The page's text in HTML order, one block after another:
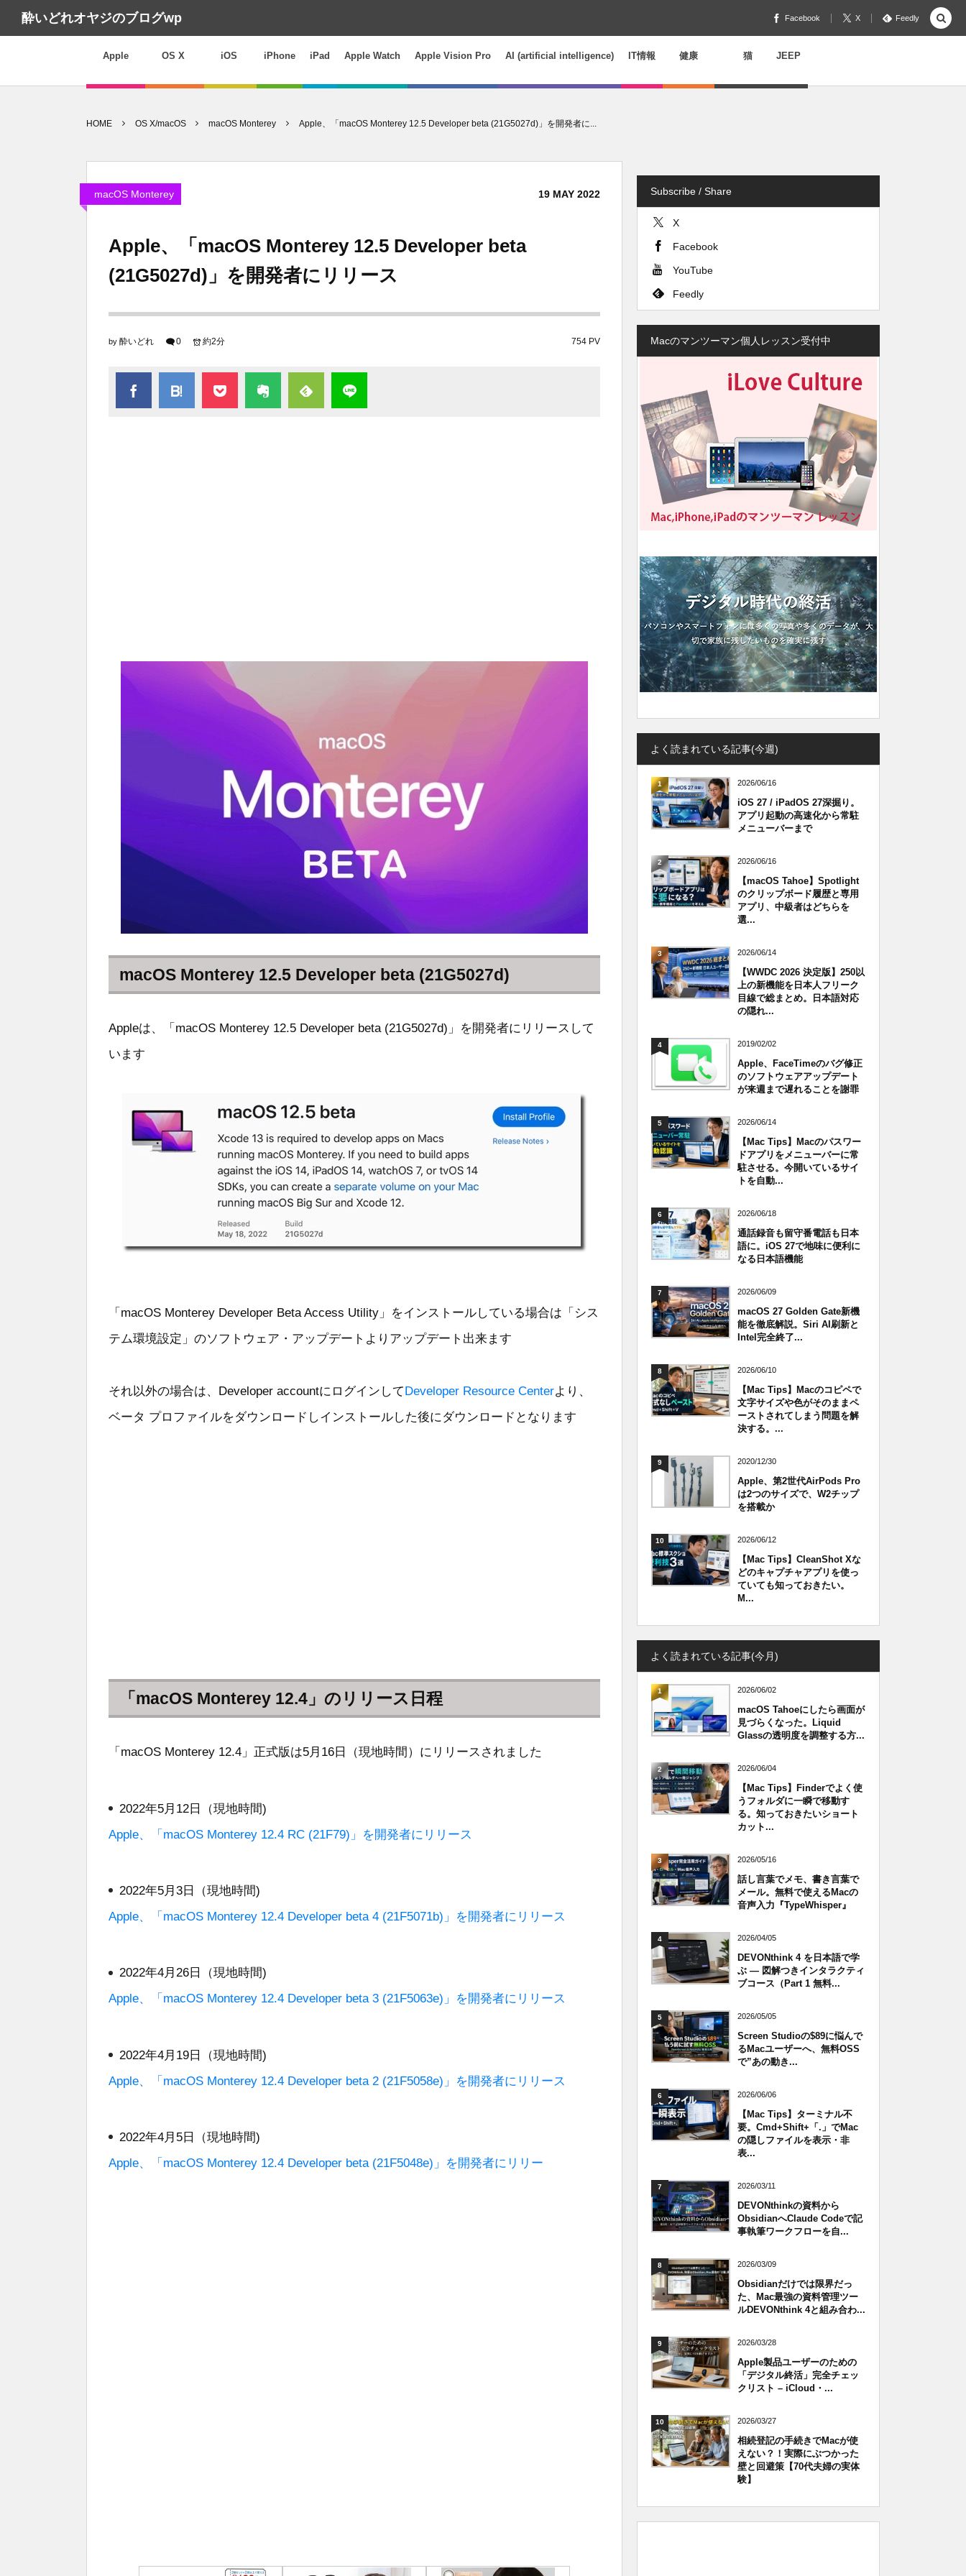
酔いどれオヤジのブログwp Facebook X Feedly
Apple OS X iOS iPhone iPad Apple Watch Apple Vision Pro AI (artificial intelligence) IT情報 健康 猫 JEEP
HOME OS X/macOS macOS Monterey Apple、「macOS Monterey 12.5 Developer beta (21G5027d)」を開発者に...
macOS Monterey 19 MAY 2022
Apple、「macOS Monterey 12.5 Developer beta
(21G5027d)」を開発者にリリース
by 酔いどれ 0 754 PV
約2分
macOS Monterey 12.5 Developer beta (21G5027d)
Appleは、「macOS Monterey 12.5 Developer beta (21G5027d)」を開発者にリリースして
います
「macOS Monterey Developer Beta Access Utility」をインストールしている場合は「シス
テム環境設定」のソフトウェア・アップデートよりアップデート出来ます
それ以外の場合は、Developer accountにログインしてDeveloper Resource Centerより、
ベータ プロファイルをダウンロードしインストールした後にダウンロードとなります
「macOS Monterey 12.4」のリリース日程
「macOS Monterey 12.4」正式版は5月16日（現地時間）にリリースされました
2022年5月12日（現地時間)
Apple、「macOS Monterey 12.4 RC (21F79)」を開発者にリリース
2022年5月3日（現地時間)
Apple、「macOS Monterey 12.4 Developer beta 4 (21F5071b)」を開発者にリリース
2022年4月26日（現地時間)
Apple、「macOS Monterey 12.4 Developer beta 3 (21F5063e)」を開発者にリリース
2022年4月19日（現地時間)
Apple、「macOS Monterey 12.4 Developer beta 2 (21F5058e)」を開発者にリリース
2022年4月5日（現地時間)
Apple、「macOS Monterey 12.4 Developer beta (21F5048e)」を開発者にリリー
Subscribe / Share
X
Facebook
YouTube
Feedly
Macのマンツーマン個人レッスン受付中
よく読まれている記事(今週)
1 2026/06/16
iOS 27 / iPadOS 27深掘り。
アプリ起動の高速化から常駐
メニューバーまで
2 2026/06/16
【macOS Tahoe】Spotlight
のクリップボード履歴と専用
アプリ、中級者はどちらを
選...
3 2026/06/14
【WWDC 2026 決定版】250以
上の新機能を日本人フリーク
目線で総まとめ。日本語対応
の隠れ...
4 2019/02/02
Apple、FaceTimeのバグ修正
のソフトウェアアップデート
が来週まで遅れることを謝罪
5 2026/06/14
【Mac Tips】Macのパスワー
ドアプリをメニューバーに常
駐させる。今開いているサイ
トを自動...
6 2026/06/18
通話録音も留守番電話も日本
語に。iOS 27で地味に便利に
なる日本語機能
7 2026/06/09
macOS 27 Golden Gate新機
能を徹底解説。Siri AI刷新と
Intel完全終了...
8 2026/06/10
【Mac Tips】Macのコピペで
文字サイズや色がそのままペ
ーストされてしまう問題を解
決する。...
9 2020/12/30
Apple、第2世代AirPods Pro
は2つのサイズで、W2チップ
を搭載か
10 2026/06/12
【Mac Tips】CleanShot Xな
どのキャプチャアプリを使っ
ていても知っておきたい。
M...
よく読まれている記事(今月)
1 2026/06/02
macOS Tahoeにしたら画面が
見づらくなった。Liquid
Glassの透明度を調整する方...
2 2026/06/04
【Mac Tips】Finderでよく使
うフォルダに一瞬で移動す
る。知っておきたいショート
カット...
3 2026/05/16
話し言葉でメモ、書き言葉で
メール。無料で使えるMacの
音声入力『TypeWhisper』
4 2026/04/05
DEVONthink 4 を日本語で学
ぶ — 図解つきインタラクティ
ブコース（Part 1 無料...
5 2026/05/05
Screen Studioの$89に悩んで
るMacユーザーへ、無料OSS
で”あの動き...
6 2026/06/06
【Mac Tips】ターミナル不
要。Cmd+Shift+「.」でMac
の隠しファイルを表示・非
表...
7 2026/03/11
DEVONthinkの資料から
ObsidianへClaude Codeで記
事執筆ワークフローを自...
8 2026/03/09
Obsidianだけでは限界だっ
た、Mac最強の資料管理ツー
ルDEVONthink 4と組み合わ...
9 2026/03/28
Apple製品ユーザーのための
「デジタル終活」完全チェッ
クリスト – iCloud・...
10 2026/03/27
相続登記の手続きでMacが使
えない？！実際にぶつかった
壁と回避策【70代夫婦の実体
験】